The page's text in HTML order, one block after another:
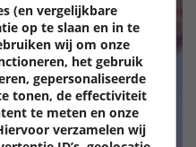
(en vergelijkbare
op te slaan en in te
wij om onze
het gebruik
gepersonaliseerde
tonen, de effectiviteit
te meten en onze
verzamelen wij